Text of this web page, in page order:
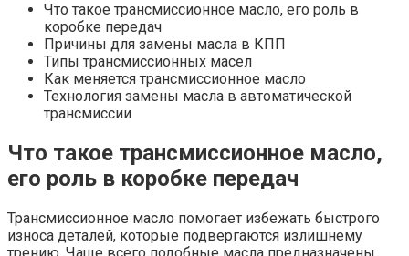
Что такое трансмиссионное масло, его роль в
коробке передач
Причины для замены масла в КПП
Типы трансмиссионных масел
Как меняется трансмиссионное масло
Технология замены масла в автоматической
трансмиссии
Что такое трансмиссионное масло,
его роль в коробке передач
Трансмиссионное масло помогает избежать быстрого
износа деталей, которые подвергаются излишнему